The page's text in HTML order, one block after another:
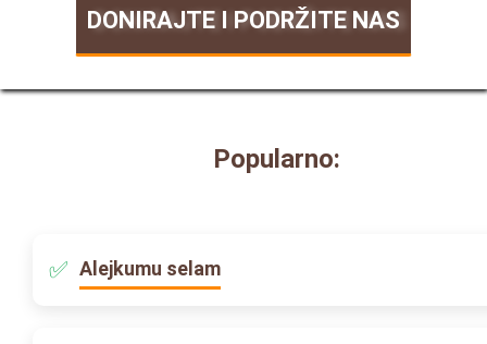
DONIRAJTE I PODRŽITE NAS
Popularno:
Alejkumu selam